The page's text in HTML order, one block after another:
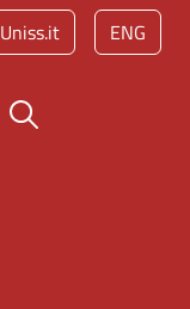
Uniss.it ENG
Bottone cerca